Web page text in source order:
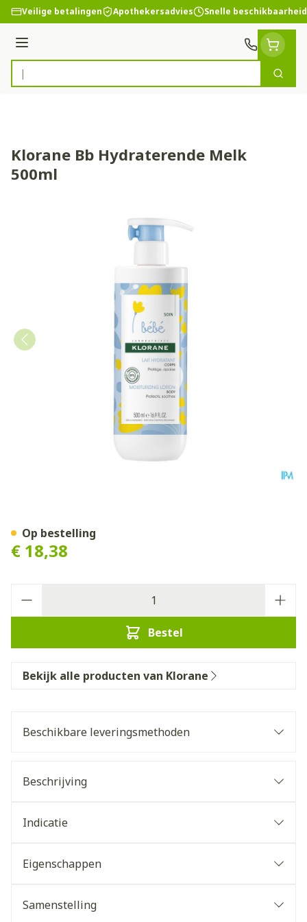
Ga naar de inhoud
Veilige betalingen Apothekersadvies Snelle beschikbaarheid
Menu
Product, merk, categorie...
Zoek
Klorane Bb Hydraterende Melk
500ml
€ 18,38
Bestel
Op bestelling
Bekijk alle producten van Klorane
Beschikbare leveringsmethoden
Beschrijving
Indicatie
Eigenschappen
Samenstelling